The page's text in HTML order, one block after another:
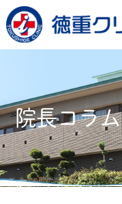
院長コラム